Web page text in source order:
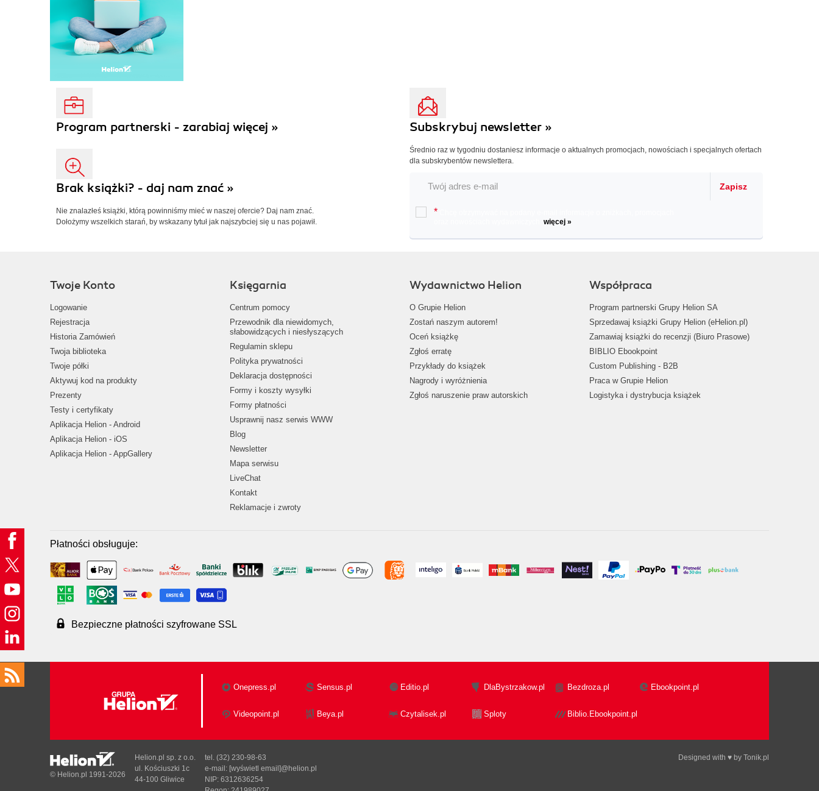
Program partnerski - zarabiaj więcej »
Brak książki? - daj nam znać »
Nie znalazłeś książki, którą powinniśmy mieć w naszej ofercie? Daj nam znać.
Dołożymy wszelkich starań, by wskazany tytuł jak najszybciej się u nas pojawił.
Subskrybuj newsletter »
Średnio raz w tygodniu dostaniesz informacje o aktualnych promocjach, nowościach i specjalnych ofertach
dla subskrybentów newslettera.
Zapisz
*
więcej »
Twoje Konto
Logowanie
Rejestracja
Historia Zamówień
Twoja biblioteka
Twoje półki
Aktywuj kod na produkty
Prezenty
Testy i certyfikaty
Aplikacja Helion - Android
Aplikacja Helion - iOS
Aplikacja Helion - AppGallery
Księgarnia
Centrum pomocy
Przewodnik dla niewidomych,
słabowidzących i niesłyszących
Regulamin sklepu
Polityka prywatności
Deklaracja dostępności
Formy i koszty wysyłki
Formy płatności
Usprawnij nasz serwis WWW
Blog
Newsletter
Mapa serwisu
LiveChat
Kontakt
Reklamacje i zwroty
Wydawnictwo Helion
O Grupie Helion
Zostań naszym autorem!
Oceń książkę
Zgłoś erratę
Przykłady do książek
Nagrody i wyróżnienia
Zgłoś naruszenie praw autorskich
Współpraca
Program partnerski Grupy Helion SA
Sprzedawaj książki Grupy Helion (eHelion.pl)
Zamawiaj książki do recenzji (Biuro Prasowe)
BIBLIO Ebookpoint
Custom Publishing - B2B
Praca w Grupie Helion
Logistyka i dystrybucja książek
Płatności obsługuje:
Bezpieczne płatności szyfrowane SSL
Onepress.pl Sensus.pl Editio.pl DlaBystrzakow.pl Bezdroza.pl Ebookpoint.pl
Videopoint.pl Beya.pl Czytalisek.pl Sploty Biblio.Ebookpoint.pl
Designed with ♥ by Tonik.pl
© Helion.pl 1991-2026
Helion.pl sp. z o.o.
ul. Kościuszki 1c
44-100 Gliwice
tel. (32) 230-98-63
e-mail: [wyświetl email]@helion.pl
NIP: 6312636254